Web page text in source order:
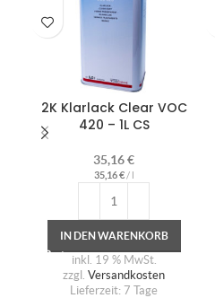
2K Klarlack Clear VOC
420 – 1L CS
35,16€
35,16€/ l
IN DEN WARENKORB
inkl. 19 % MwSt.
zzgl. Versandkosten
Lieferzeit: 7 Tage